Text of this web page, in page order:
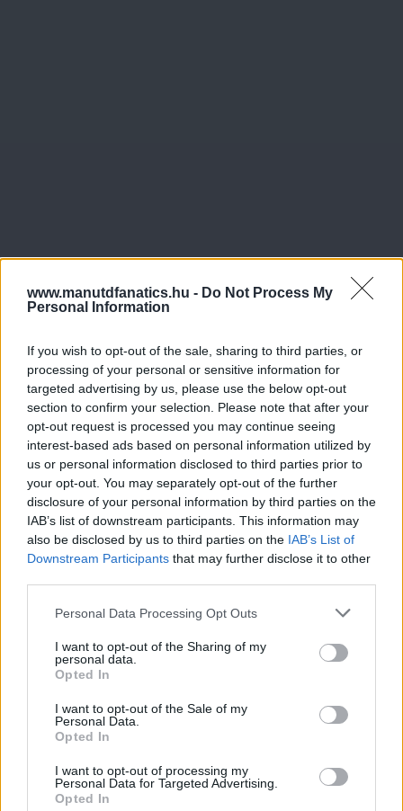
www.manutdfanatics.hu - Do Not Process My
Personal Information
If you wish to opt-out of the sale, sharing to third parties, or
processing of your personal or sensitive information for
targeted advertising by us, please use the below opt-out
section to confirm your selection. Please note that after your
opt-out request is processed you may continue seeing
interest-based ads based on personal information utilized by
us or personal information disclosed to third parties prior to
your opt-out. You may separately opt-out of the further
disclosure of your personal information by third parties on the
IAB’s list of downstream participants. This information may
also be disclosed by us to third parties on the IAB’s List of
Downstream Participants that may further disclose it to other
Please note that this website/app uses one or more Google
not limited to your visit or usage behaviour. You may click to
grant or deny consent to Google and its third-party tags to
use your data for below specified purposes in below Google
consent section.
Personal Data Processing Opt Outs
I want to opt-out of the Sharing of my
personal data.
Opted In
I want to opt-out of the Sale of my
Personal Data.
Opted In
I want to opt-out of processing my
Personal Data for Targeted Advertising.
Opted In